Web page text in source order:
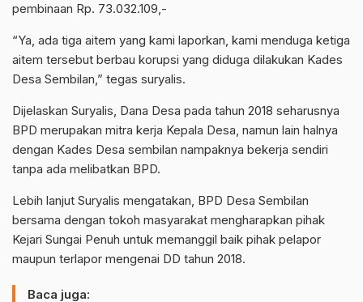
pembinaan Rp. 73.032.109,-
“Ya, ada tiga aitem yang kami laporkan, kami menduga ketiga
aitem tersebut berbau korupsi yang diduga dilakukan Kades
Desa Sembilan,” tegas suryalis.
Dijelaskan Suryalis, Dana Desa pada tahun 2018 seharusnya
BPD merupakan mitra kerja Kepala Desa, namun lain halnya
dengan Kades Desa sembilan nampaknya bekerja sendiri
tanpa ada melibatkan BPD.
Lebih lanjut Suryalis mengatakan, BPD Desa Sembilan
bersama dengan tokoh masyarakat mengharapkan pihak
Kejari Sungai Penuh untuk memanggil baik pihak pelapor
maupun terlapor mengenai DD tahun 2018.
Baca juga: